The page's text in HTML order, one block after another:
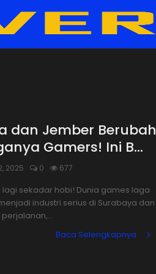
dan Jember Berubah
Gamers! Ini B...
2025 0 677
lagi sekadar hobi! Dunia games laga
industri serius di Surabaya dan
Baca Selengkapnya